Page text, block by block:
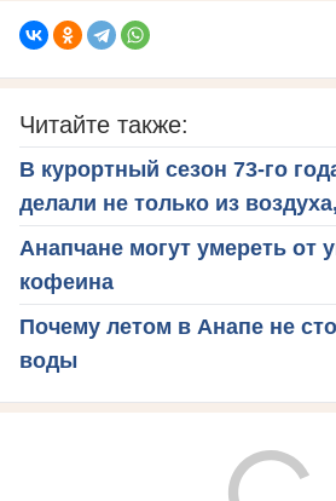
Читайте также:
В курортный сезон 73-го
делали не только из
Анапчане могут умереть от
кофеина
Почему летом в Анапе не
воды